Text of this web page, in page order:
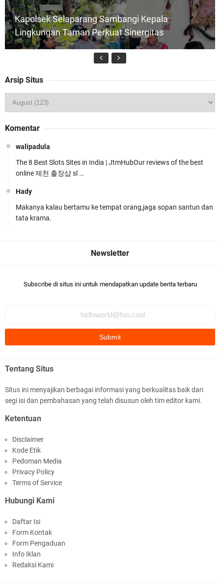
Kapolsek Selaparang Sambangi Kepala
Lingkungan Taman Perkuat Sinergitas
Gelar Apel Siaga Kamtibmas Serentak
Polres Lombok Timur Raih Predikat 'A' Layanan
Polres Lotim Gelar Apel Kamtibmas Jelang HUT
Ke-81 RI dan Kunjungan Kapolri
Curanmor Bersana BB
Arsip Situs
Komentar
walipadula
The 8 Best Slots Sites in India | JtmHubOur reviews of the best
online 제천 출장샵 sl …
Hady
Makanya kalau bertamu ke tempat orang,jaga sopan santun dan
tata krama.
Subscribe di situs ini untuk mendapatkan update berita terbaru
Tentang Situs
Situs ini menyajikan berbagai informasi yang berkualitas baik dari
segi isi dan pembahasan yang telah disusun oleh tim editor kami.
Ketentuan
Disclaimer
Kode Etik
Pedoman Media
Privacy Policy
Terms of Service
Hubungi Kami
Daftar Isi
Form Kontak
Form Pengaduan
Info Iklan
Redaksi Kami